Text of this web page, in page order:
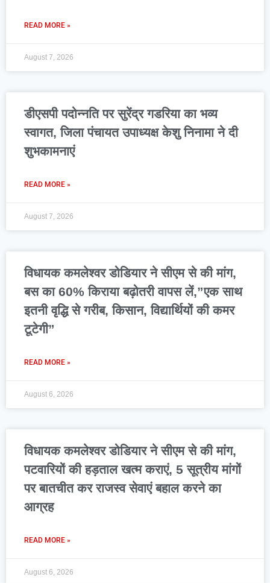
READ MORE »
August 7, 2026
डीएसपी पदोन्नति पर सुरेंद्र गडरिया का भव्य
स्वागत, जिला पंचायत उपाध्यक्ष केशु निनामा ने दी
शुभकामनाएं
READ MORE »
August 7, 2026
विधायक कमलेश्वर डोडियार ने सीएम से की मांग,
बस का 60% किराया बढ़ोतरी वापस लें,”एक साथ
इतनी वृद्धि से गरीब, किसान, विद्यार्थियों की कमर
टूटेगी”
READ MORE »
August 6, 2026
विधायक कमलेश्वर डोडियार ने सीएम से की मांग,
पटवारियों की हड़ताल खत्म कराएं, 5 सूत्रीय मांगों
पर बातचीत कर राजस्व सेवाएं बहाल करने का
आग्रह
READ MORE »
August 6, 2026